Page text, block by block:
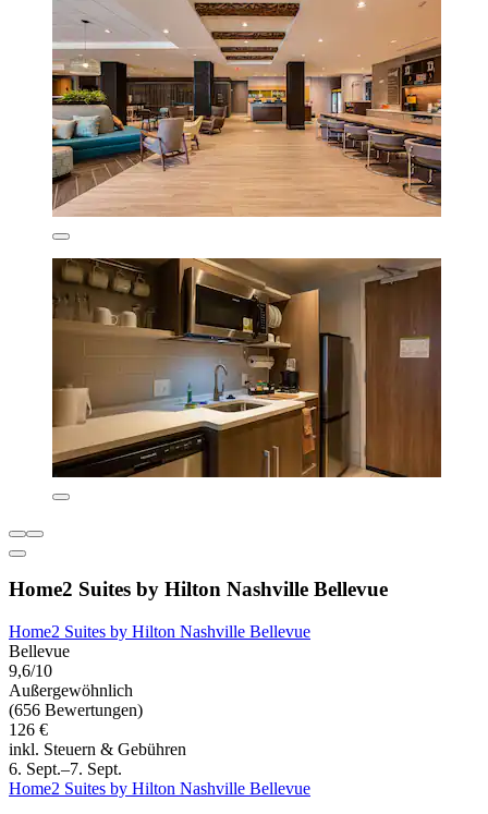
Home2 Suites by Hilton Nashville Bellevue
Home2 Suites by Hilton Nashville Bellevue
Bellevue
9,6/10
Außergewöhnlich
(656 Bewertungen)
126 €
inkl. Steuern & Gebühren
6. Sept.–7. Sept.
Home2 Suites by Hilton Nashville Bellevue